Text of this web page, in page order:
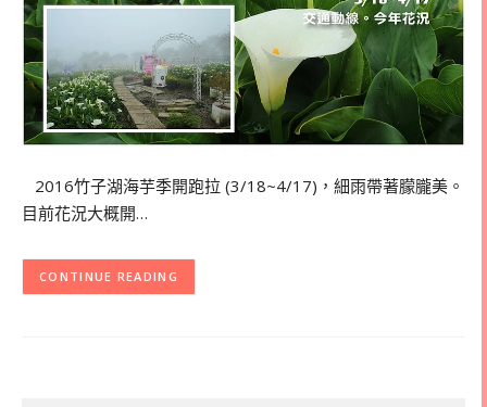
2016竹子湖海芋季開跑拉 (3/18~4/17)，細雨帶著朦朧美。
目前花況大概開…
CONTINUE READING